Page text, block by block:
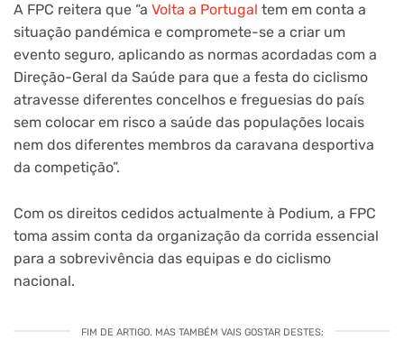
A FPC reitera que “a Volta a Portugal tem em conta a
situação pandémica e compromete-se a criar um
evento seguro, aplicando as normas acordadas com a
Direção-Geral da Saúde para que a festa do ciclismo
atravesse diferentes concelhos e freguesias do país
sem colocar em risco a saúde das populações locais
nem dos diferentes membros da caravana desportiva
da competição”.
Com os direitos cedidos actualmente à Podium, a FPC
toma assim conta da organização da corrida essencial
para a sobrevivência das equipas e do ciclismo
nacional.
FIM DE ARTIGO. MAS TAMBÉM VAIS GOSTAR DESTES: